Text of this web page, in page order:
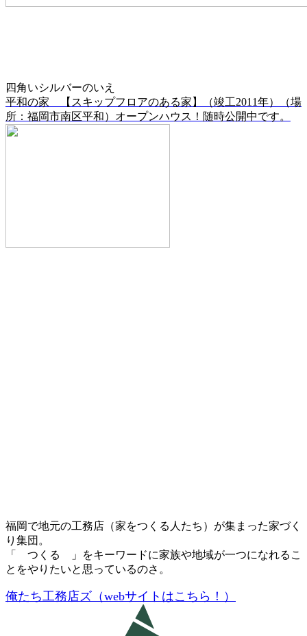
四角いシルバーのいえ
平和の家 【スキップフロアのある家】（竣工2011年）（場
所：福岡市南区平和）オープンハウス！随時公開中です。
福岡で地元の工務店（家をつくる人たち）が集まった家づく
り集団。
「 つくる 」をキーワードに家族や地域が一つになれるこ
とをやりたいと思っているのさ。
俺たち工務店ズ（webサイトはこちら！）